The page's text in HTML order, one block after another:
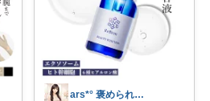
ars*° 褒められ美肌へ🫧